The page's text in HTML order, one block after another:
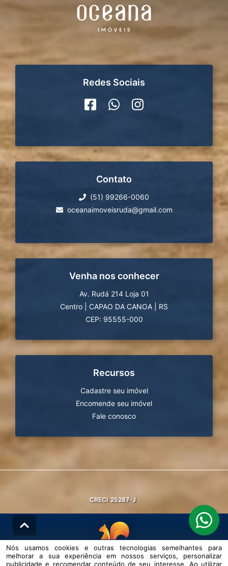
Redes Sociais
Contato
(51) 99266-0060
oceanaimoveisruda@gmail.com
Venha nos conhecer
Av. Rudá 214 Loja 01
Centro
CAPAO DA CANOA
RS
CEP: 95555-000
Recursos
Cadastre seu imóvel
Encomende seu imóvel
Fale conosco
CRECI 25287-J
© DESENVOLVIDO PELAAGIL.NET
Nós usamos cookies e outras tecnologias semelhantes para
melhorar a sua experiência em nossos serviços, personalizar
publicidade e recomendar conteúdo de seu interesse. Ao utilizar